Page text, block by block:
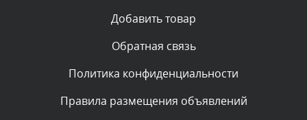
Текст комментария будет виден после проверки
администратором.
Комментарий проверяется
администратором.
Добавить товар
Обратная связь
Политика конфиденциальности
Правила размещения объявлений